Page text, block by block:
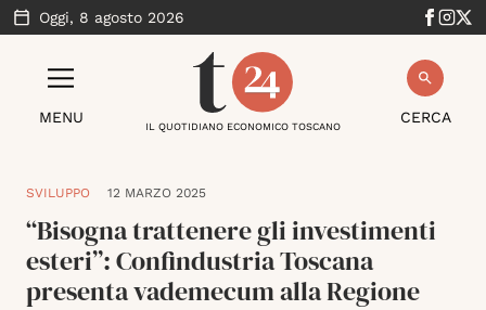
Oggi, 8 agosto 2026
MENU CERCA
IL QUOTIDIANO ECONOMICO TOSCANO
SVILUPPO 12 MARZO 2025
“Bisogna trattenere gli investimenti
esteri”: Confindustria Toscana
presenta vademecum alla Regione